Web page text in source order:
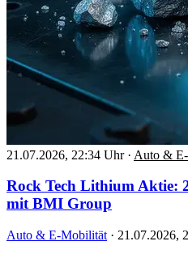
21.07.2026, 22:34 Uhr · Auto &
Rock Tech Lithium Aktie:
mit BMI Group
Auto & E-Mobilität · 21.07.2026,